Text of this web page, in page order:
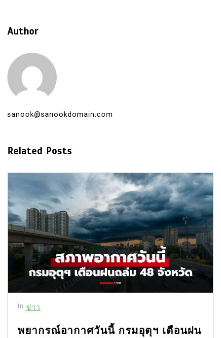
Author
sanook@sanookdomain.com
Related Posts
In ข่าว
พยากรณ์อากาศวันนี้ กรมอุตุฯ เตือนฝน